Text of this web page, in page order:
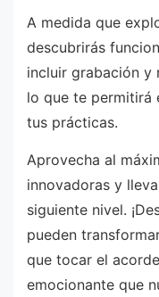
A medida que
descubrirás
incluir grabación y
lo que te permitirá
tus prácticas.
Aprovecha al
innovadoras y
siguiente nivel.
pueden
que tocar el
emocionante que